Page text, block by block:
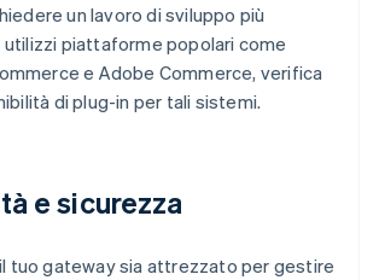
un lavoro di sviluppo più
utilizzi piattaforme popolari come
e Adobe Commerce, verifica
di plug-in per tali sistemi.
e sicurezza
tuo gateway sia attrezzato per gestire